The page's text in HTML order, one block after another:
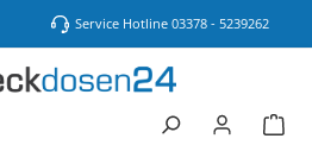
Service Hotline 03378 - 5239262